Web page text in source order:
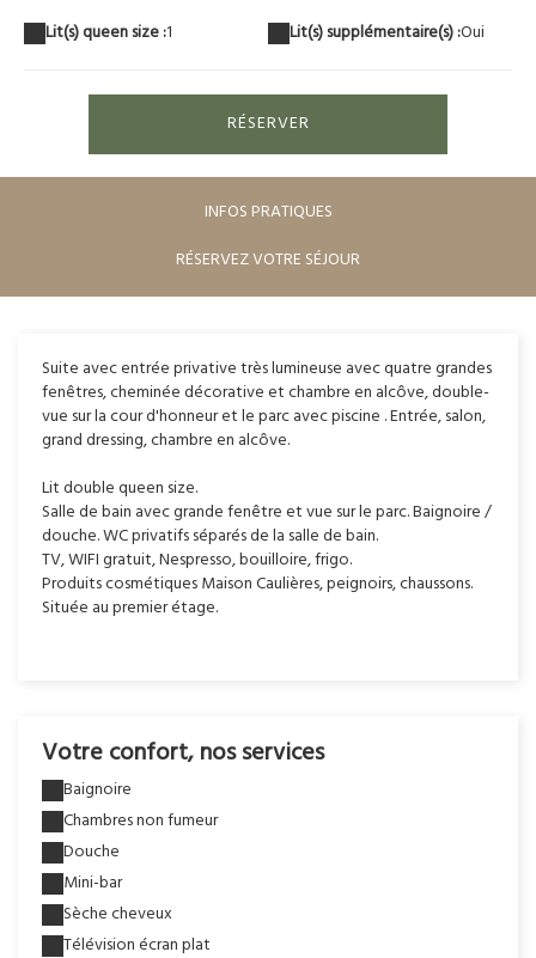
Lit(s) queen size :1 Lit(s) supplémentaire(s) :Oui
RÉSERVER
INFOS PRATIQUES
RÉSERVEZ VOTRE SÉJOUR
Suite avec entrée privative très lumineuse avec quatre grandes
fenêtres, cheminée décorative et chambre en alcôve, double-
vue sur la cour d'honneur et le parc avec piscine . Entrée, salon,
grand dressing, chambre en alcôve.
Lit double queen size.
Salle de bain avec grande fenêtre et vue sur le parc. Baignoire /
douche. WC privatifs séparés de la salle de bain.
TV, WIFI gratuit, Nespresso, bouilloire, frigo.
Produits cosmétiques Maison Caulières, peignoirs, chaussons.
Située au premier étage.
Votre confort, nos services
Baignoire
Chambres non fumeur
Douche
Mini-bar
Sèche cheveux
Télévision écran plat